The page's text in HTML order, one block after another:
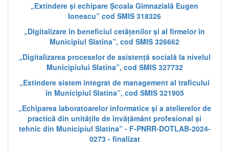
„Extindere și echipare Școala Gimnazială Eugen
Ionescu” cod SMIS 318326
„Digitalizare în beneficiul cetățenilor și al firmelor în
Municipiul Slatina”, cod SMIS 326662
„Digitalizarea proceselor de asistență socială la nivelul
Municipiului Slatina”, cod SMIS 327732
„Extindere sistem integrat de management al traficului
în Municipiul Slatina”, cod SMIS 321905
„Echiparea laboratoarelor informatice și a atelierelor de
practică din unitățile de învățământ profesional și
tehnic din Municipiul Slatina” - F-PNRR-DOTLAB-2024-
0273 - finalizat